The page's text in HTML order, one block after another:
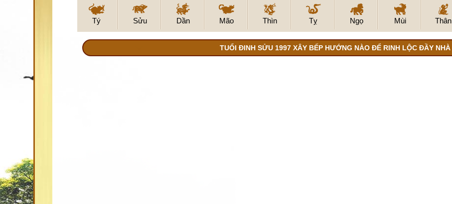
Tý Sửu Dần Mão Thìn Tỵ Ngọ Mùi Thân
TUỔI ĐINH SỬU 1997 XÂY BẾP HƯỚNG NÀO ĐỂ RINH LỘC ĐẦY NHÀ